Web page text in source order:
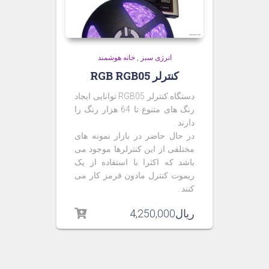
انرژی سبز ,خانه هوشمند
کنترلر RGB RGB05
دستگاه کنترلر RGB05 توانایی ایجاد
رنگ های متنوع تا 64 هزار رنگ را
دارند .
در حال حاضر در بازار نمونه های
مختلفی از این کنترلرها موجود می
باشد که اکثرا با استفاده از یک
ریموت کنترل مادون قرمز کار می
کنند .
ریال4,250,000